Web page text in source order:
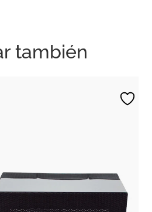
también